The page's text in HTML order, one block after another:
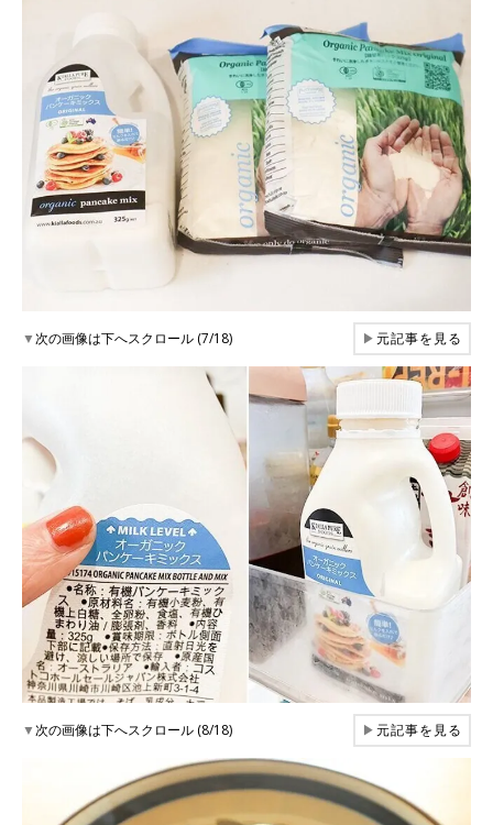
▼次の画像は下へスクロール (7/18) ▶元記事を見る
▼次の画像は下へスクロール (8/18) ▶元記事を見る